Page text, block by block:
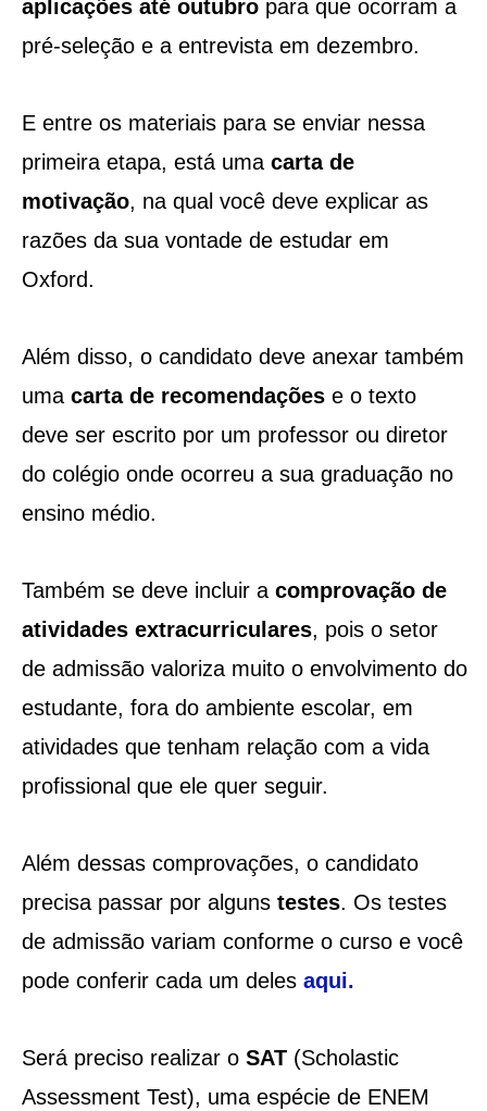
aplicações até outubropara que ocorram a
pré-seleção e a entrevista em dezembro.
E entre os materiais para se enviar nessa
primeira etapa, está uma carta de
motivação, na qual você deve explicar as
razões da sua vontade de estudar em
Oxford.
Além disso, o candidato deve anexar também
uma carta de recomendaçõese o texto
deve ser escrito por um professor ou diretor
do colégio onde ocorreu a sua graduação no
ensino médio.
Também se deve incluir a comprovação de
atividades extracurriculares, pois o setor
de admissão valoriza muito o envolvimento do
estudante, fora do ambiente escolar, em
atividades que tenham relação com a vida
profissional que ele quer seguir.
Além dessas comprovações, o candidato
precisa passar por alguns testes. Os testes
de admissão variam conforme o curso e você
pode conferir cada um deles aqui.
Será preciso realizar o SAT(Scholastic
Assessment Test), uma espécie de ENEM